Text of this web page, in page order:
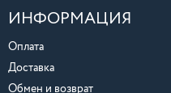
ИНФОРМАЦИЯ
Оплата
Доставка
Обмен и возврат